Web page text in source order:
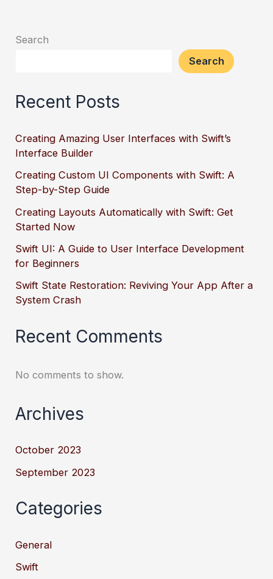
Search
Search
Recent Posts
Creating Amazing User Interfaces with Swift’s
Interface Builder
Creating Custom UI Components with Swift: A
Step-by-Step Guide
Creating Layouts Automatically with Swift: Get
Started Now
Swift UI: A Guide to User Interface Development
for Beginners
Swift State Restoration: Reviving Your App After a
System Crash
Recent Comments
No comments to show.
Archives
October 2023
September 2023
Categories
General
Swift